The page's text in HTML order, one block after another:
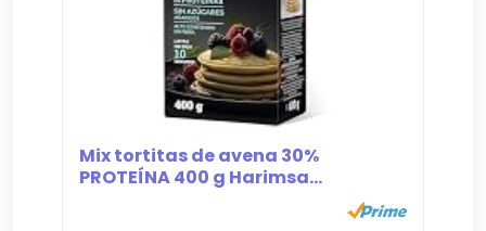
Mix tortitas de avena 30%
PROTEÍNA 400 g Harimsa...